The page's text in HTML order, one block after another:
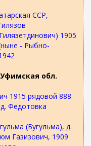
ССР,
1905
- Рыбно-
обл.
1915 рядовой 888
Федотовка
(Бугульма), д.
Газизович, 1909